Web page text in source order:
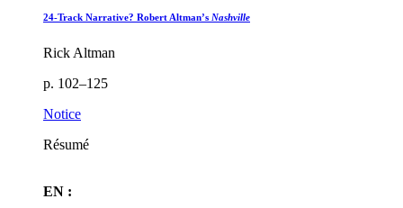
24-Track Narrative? Robert Altman’s Nashville
Rick Altman
p. 102–125
Notice
Résumé
EN :